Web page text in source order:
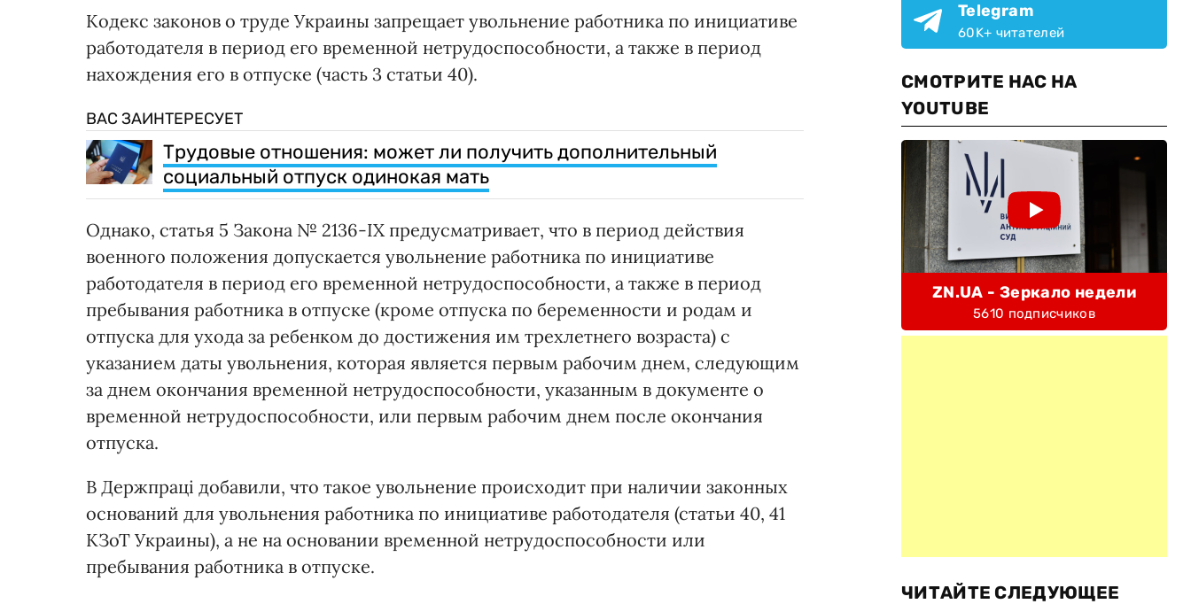
Кодекс законов о труде Украины запрещает увольнение работника по инициативе
работодателя в период его временной нетрудоспособности, а также в период
нахождения его в отпуске (часть 3 статьи 40).
ВАС ЗАИНТЕРЕСУЕТ
Трудовые отношения: может ли получить дополнительный
социальный отпуск одинокая мать
Однако, статья 5 Закона № 2136-ІХ предусматривает, что в период действия
военного положения допускается увольнение работника по инициативе
работодателя в период его временной нетрудоспособности, а также в период
пребывания работника в отпуске (кроме отпуска по беременности и родам и
отпуска для ухода за ребенком до достижения им трехлетнего возраста) с
указанием даты увольнения, которая является первым рабочим днем, следующим
за днем окончания временной нетрудоспособности, указанным в документе о
временной нетрудоспособности, или первым рабочим днем после окончания
отпуска.
В Держпраці добавили, что такое увольнение происходит при наличии законных
оснований для увольнения работника по инициативе работодателя (статьи 40, 41
КЗоТ Украины), а не на основании временной нетрудоспособности или
пребывания работника в отпуске.
Telegram
60K+ читателей
СМОТРИТЕ НАС НА
YOUTUBE
ZN.UA - Зеркало недели
5610 подписчиков
ЧИТАЙТЕ СЛЕДУЮЩЕЕ